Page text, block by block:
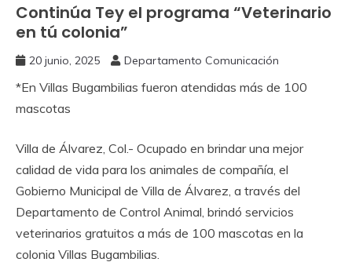
Continúa Tey el programa “Veterinario
en tú colonia”
20 junio, 2025 Departamento Comunicación
*En Villas Bugambilias fueron atendidas más de 100
mascotas
Villa de Álvarez, Col.- Ocupado en brindar una mejor
calidad de vida para los animales de compañía, el
Gobierno Municipal de Villa de Álvarez, a través del
Departamento de Control Animal, brindó servicios
veterinarios gratuitos a más de 100 mascotas en la
colonia Villas Bugambilias.